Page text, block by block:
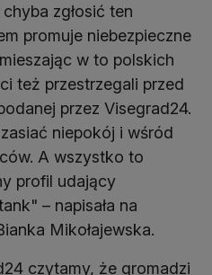
zgłosić ten
promuje niebezpieczne
w to polskich
też przestrzegali przed
przez Visegrad24.
niepokój i wśród
A wszystko to
profil udający
– napisała na
Mikołajewska.
czytamy, że gromadzi